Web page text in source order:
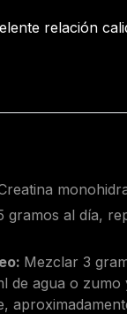
relación
gramos al día,
Mezclar 3
de agua o zumo